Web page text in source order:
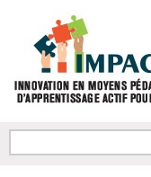
FORMULAIRE DE